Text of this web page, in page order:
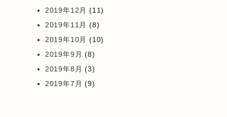
2019年12月 (11)
2019年11月 (8)
2019年10月 (10)
2019年9月 (8)
2019年8月 (3)
2019年7月 (9)